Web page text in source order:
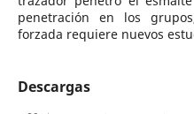
penetración en los
forzada requiere nuevos
Descargas